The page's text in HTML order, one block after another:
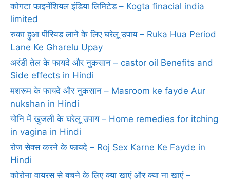
कोगटा फाइनेंशियल इंडिया लिमिटेड – Kogta finacial india
limited
रुका हुआ पीरियड लाने के लिए घरेलू उपाय – Ruka Hua Period
Lane Ke Gharelu Upay
अरंडी तेल के फायदे और नुकसान – castor oil Benefits and
Side effects in Hindi
मशरूम के फायदे और नुकसान – Masroom ke fayde Aur
nukshan in Hindi
योनि में खुजली के घरेलू उपाय – Home remedies for itching
in vagina in Hindi
रोज सेक्‍स करने के फायदे – Roj Sex Karne Ke Fayde in
Hindi
कोरोना वायरस से बचने के लिए क्या खाएं और क्या ना खाएं –